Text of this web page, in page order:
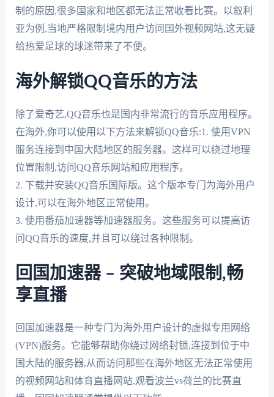
制的原因,很多国家和地区都无法正常收看比赛。以叙利
亚为例,当地严格限制境内用户访问国外视频网站,这无疑
给热爱足球的球迷带来了不便。
海外解锁QQ音乐的方法
除了爱奇艺,QQ音乐也是国内非常流行的音乐应用程序。
在海外,你可以使用以下方法来解锁QQ音乐:1. 使用VPN
服务连接到中国大陆地区的服务器。这样可以绕过地理
位置限制,访问QQ音乐网站和应用程序。
2. 下载并安装QQ音乐国际版。这个版本专门为海外用户
设计,可以在海外地区正常使用。
3. 使用番茄加速器等加速器服务。这些服务可以提高访
问QQ音乐的速度,并且可以绕过各种限制。
回国加速器 – 突破地域限制,畅
享直播
回国加速器是一种专门为海外用户设计的虚拟专用网络
(VPN)服务。它能够帮助你绕过网络封锁,连接到位于中
国大陆的服务器,从而访问那些在海外地区无法正常使用
的视频网站和体育直播网站,观看波兰vs荷兰的比赛直